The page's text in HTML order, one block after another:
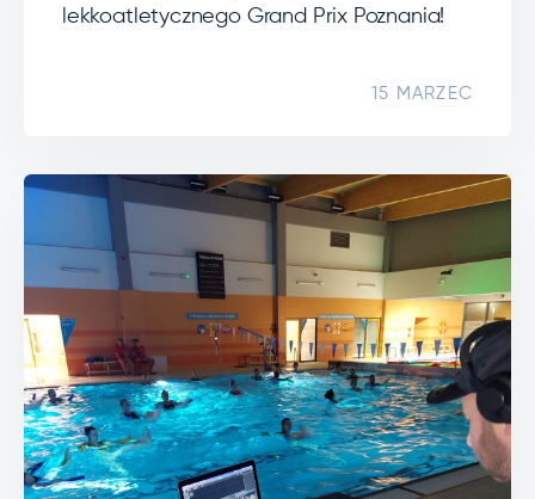
lekkoatletycznego Grand Prix Poznania!
15 MARZEC